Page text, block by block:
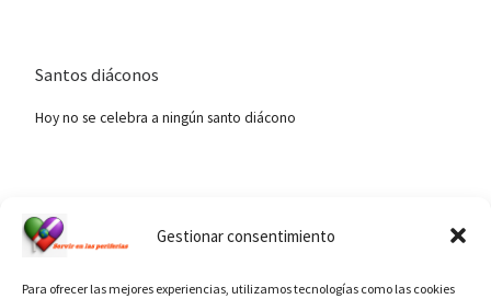
Gestionar consentimiento
Para ofrecer las mejores experiencias, utilizamos tecnologías como las cookies
Santos diáconos
Hoy no se celebra a ningún santo diácono